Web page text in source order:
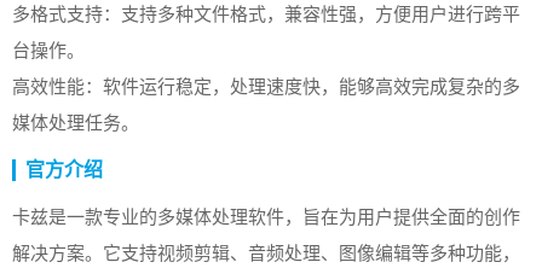
多格式支持：支持多种文件格式，兼容性强，方便用户进行跨平
台操作。
高效性能：软件运行稳定，处理速度快，能够高效完成复杂的多
媒体处理任务。
官方介绍
卡兹是一款专业的多媒体处理软件，旨在为用户提供全面的创作
解决方案。它支持视频剪辑、音频处理、图像编辑等多种功能，